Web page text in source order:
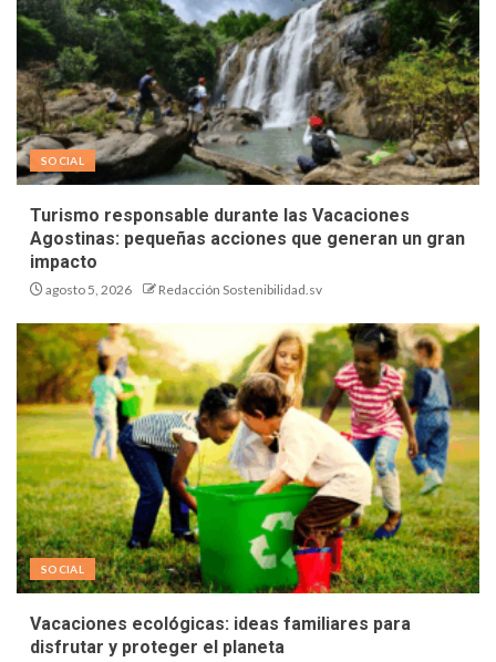
SOCIAL
Turismo responsable durante las Vacaciones
Agostinas: pequeñas acciones que generan un gran
impacto
agosto 5, 2026 Redacción Sostenibilidad.sv
SOCIAL
Vacaciones ecológicas: ideas familiares para
disfrutar y proteger el planeta